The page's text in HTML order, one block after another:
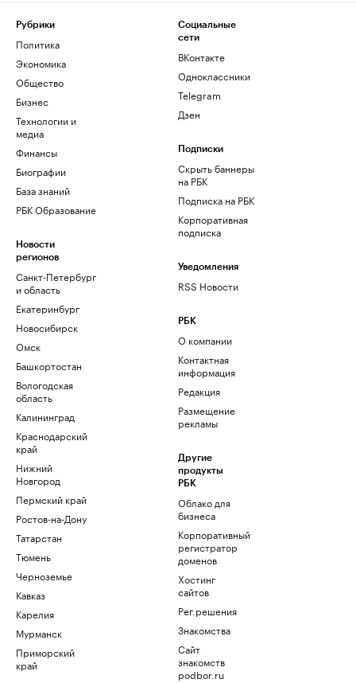
Рубрики
Политика
Экономика
Общество
Бизнес
Технологии и
медиа
Финансы
Биографии
База знаний
РБК Образование
Новости
регионов
Санкт-Петербург
и область
Екатеринбург
Новосибирск
Омск
Башкортостан
Вологодская
область
Калининград
Краснодарский
край
Нижний
Новгород
Пермский край
Ростов-на-Дону
Татарстан
Тюмень
Черноземье
Кавказ
Карелия
Мурманск
Приморский
край
Социальные
сети
ВКонтакте
Одноклассники
Telegram
Дзен
Подписки
Скрыть баннеры
на РБК
Подписка на РБК
Корпоративная
подписка
Уведомления
RSS Новости
РБК
О компании
Контактная
информация
Редакция
Размещение
рекламы
Другие
продукты
РБК
Облако для
бизнеса
Корпоративный
регистратор
доменов
Хостинг
сайтов
Рег.решения
Знакомства
Сайт
знакомств
podbor.ru